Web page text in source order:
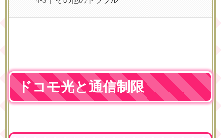
ドコモ光と通信制限